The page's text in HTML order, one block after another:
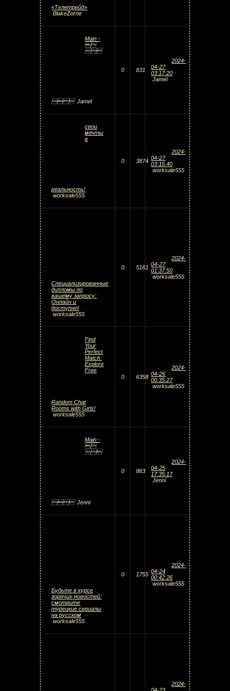
«Телетрейд»
BlakeZorne
Main -


  Jamel
0 831
2024-
04-27
03:17:20
Jamel
свои
мечты
в
реальность!
worksale555
0 3874
2024-
04-27
03:15:40
worksale555
Специализированные
дипломы по
вашему запросу:
Онлайн и
доступно!
worksale555
0 5161
2024-
04-27
01:37:50
worksale555
Find
Your
Perfect
Match:
Explore
Free
Random Chat
Rooms with Girls!
worksale555
0 6358
2024-
04-26
00:35:27
worksale555
Main -


  Jenni
0 863
2024-
04-25
17:35:17
Jenni
Будьте в курсе
горячих новостей:
смотрите
турецкие сериалы
на русском
worksale555
0 1755
2024-
04-24
00:42:26
worksale555
2024-